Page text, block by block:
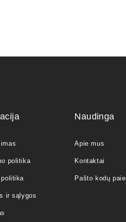
politika
ir sąlygos
Naudinga
Apie mus
Kontaktai
Pašto kodų